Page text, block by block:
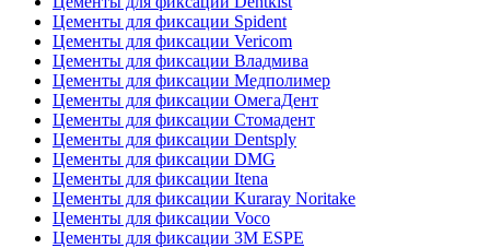
Цементы для фиксации Spident
Цементы для фиксации Vericom
Цементы для фиксации Владмива
Цементы для фиксации Медполимер
Цементы для фиксации ОмегаДент
Цементы для фиксации Стомадент
Цементы для фиксации Dentsply
Цементы для фиксации DMG
Цементы для фиксации Itena
Цементы для фиксации Kuraray Noritake
Цементы для фиксации Voco
Цементы для фиксации 3M ESPE